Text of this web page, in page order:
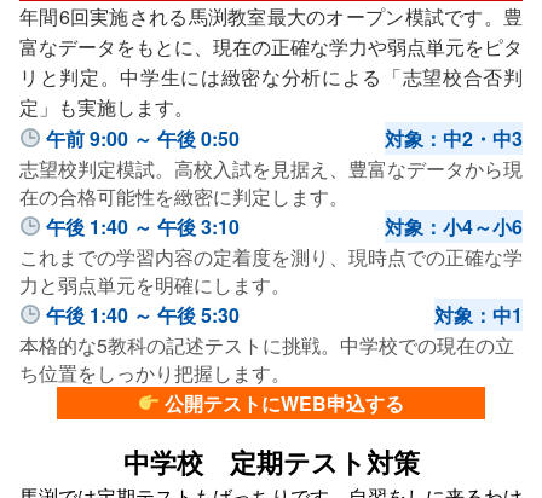
年間6回実施される馬渕教室最大のオープン模試です。豊
富なデータをもとに、現在の正確な学力や弱点単元をピタ
リと判定。中学生には緻密な分析による「志望校合否判
定」も実施します。
午前 9:00 ～ 午後 0:50
対象：中2・中3
志望校判定模試。高校入試を見据え、豊富なデータから現
在の合格可能性を緻密に判定します。
午後 1:40 ～ 午後 3:10
対象：小4～小6
これまでの学習内容の定着度を測り、現時点での正確な学
力と弱点単元を明確にします。
午後 1:40 ～ 午後 5:30
対象：中1
本格的な5教科の記述テストに挑戦。中学校での現在の立
ち位置をしっかり把握します。
公開テストにWEB申込する
中学校 定期テスト対策